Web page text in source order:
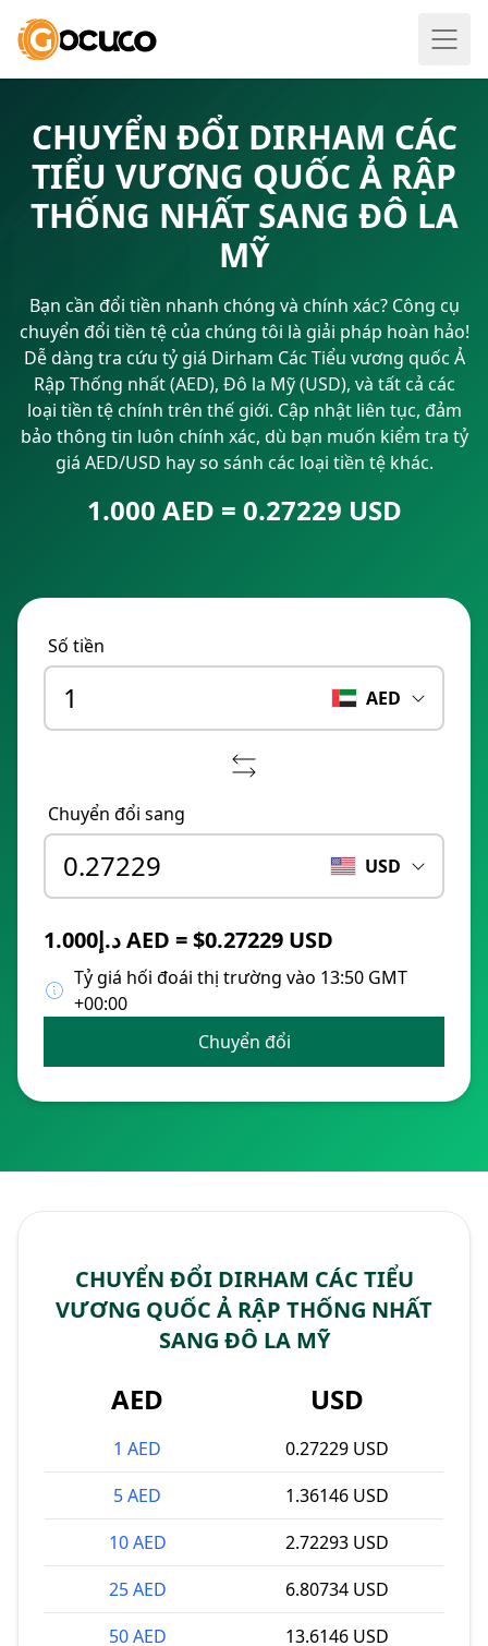
CHUYỂN ĐỔI DIRHAM CÁC
TIỂU VƯƠNG QUỐC Ả RẬP
THỐNG NHẤT SANG ĐÔ LA
MỸ
Bạn cần đổi tiền nhanh chóng và chính xác? Công cụ
chuyển đổi tiền tệ của chúng tôi là giải pháp hoàn hảo!
Dễ dàng tra cứu tỷ giá Dirham Các Tiểu vương quốc Ả
Rập Thống nhất (AED), Đô la Mỹ (USD), và tất cả các
loại tiền tệ chính trên thế giới. Cập nhật liên tục, đảm
bảo thông tin luôn chính xác, dù bạn muốn kiểm tra tỷ
giá AED/USD hay so sánh các loại tiền tệ khác.
1.000 AED = 0.27229 USD
Số tiền
AED
Chuyển đổi sang
USD
د.إ1.000 AED = $0.27229 USD
Tỷ giá hối đoái thị trường vào 13:50 GMT
+00:00
Chuyển đổi
CHUYỂN ĐỔI DIRHAM CÁC TIỂU
VƯƠNG QUỐC Ả RẬP THỐNG NHẤT
SANG ĐÔ LA MỸ
AED USD
1 AED
0.27229 USD
5 AED
1.36146 USD
10 AED
2.72293 USD
25 AED
6.80734 USD
50 AED
13.6146 USD